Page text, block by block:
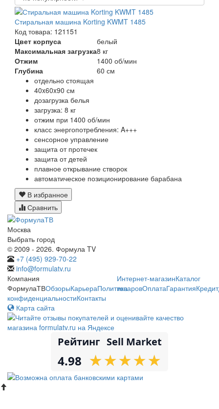
Стиральная машина Korting KWMT 1485
Код товара: 121151
Цвет корпуса
белый
Максимальная загрузка8 кг
Отжим
1400 об/мин
Глубина
60 см
отдельно стоящая
40x60x90 см
дозагрузка белья
загрузка: 8 кг
отжим при 1400 об/мин
класс энергопотребления: A+++
сенсорное управление
защита от протечек
защита от детей
плавное открывание створок
автоматическое позиционирование барабана
В избранное
Сравнить
Москва
Выбрать город
© 2009 - 2026. Формула TV
+7 (495) 929-70-22
info@formulatv.ru
Компания
ФормулаТВОбзорыКарьераПолитика
конфиденциальностиКонтакты
Интернет-магазинКаталог
товаровОплатаГарантияКредит
Карта сайта
Рейтинг Sell Market
4.98 ★
★★
★★
★★
★★
★